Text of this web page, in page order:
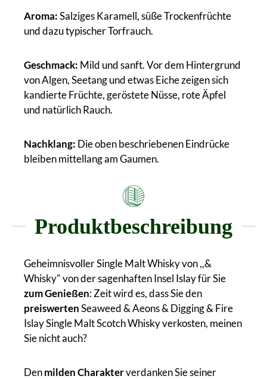
Aroma:Salziges Karamell, süße Trockenfrüchte
und dazu typischer Torfrauch.
Geschmack: Mild und sanft. Vor dem Hintergrund
von Algen, Seetang und etwas Eiche zeigen sich
kandierte Früchte, geröstete Nüsse, rote Äpfel
und natürlich Rauch.
Nachklang: Die oben beschriebenen Eindrücke
bleiben mittellang am Gaumen.
Produktbeschreibung
Geheimnisvoller Single Malt Whisky von ,,&
Whisky" von der sagenhaften Insel Islay für Sie
zum Genießen: Zeit wird es, dass Sie den
preiswertenSeaweed & Aeons & Digging & Fire
Islay Single Malt Scotch Whisky verkosten, meinen
Sie nicht auch?
Denmilden Charakterverdanken Sie seiner